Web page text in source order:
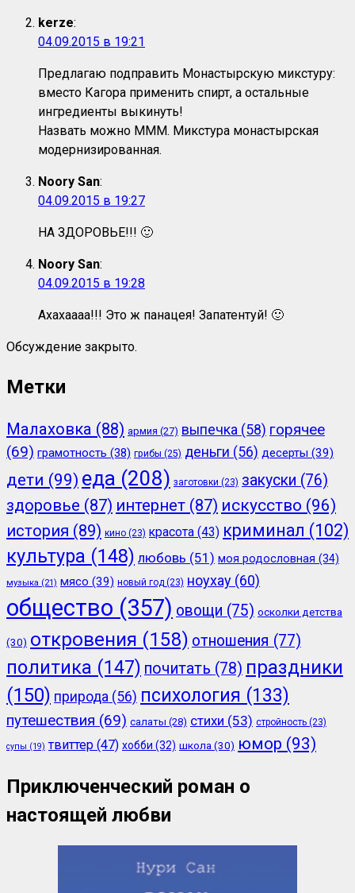
kerze:
04.09.2015 в 19:21
Предлагаю подправить Монастырскую микстуру:
вместо Кагора применить спирт, а остальные
ингредиенты выкинуть!
Назвать можно МММ. Микстура монастырская
модернизированная.
Noory San:
04.09.2015 в 19:27
НА ЗДОРОВЬЕ!!! 🙂
Noory San:
04.09.2015 в 19:28
Ахахаааа!!! Это ж панацея! Запатентуй! 🙂
Обсуждение закрыто.
Метки
Малаховка (88) армия (27) выпечка (58) горячее
(69) грамотность (38) грибы (25) деньги (56) десерты (39)
дети (99) еда (208) заготовки (23) закуски (76)
здоровье (87) интернет (87) искусство (96)
история (89) кино (23) красота (43) криминал (102)
культура (148) любовь (51) моя родословная (34)
музыка (21) мясо (39) новый год (23) ноухау (60)
общество (357) овощи (75) осколки детства
(30) откровения (158) отношения (77)
политика (147) почитать (78) праздники
(150) природа (56) психология (133)
путешествия (69) салаты (28) стихи (53) стройность (23)
супы (19) твиттер (47) хобби (32) школа (30) юмор (93)
Приключенческий роман о
настоящей любви